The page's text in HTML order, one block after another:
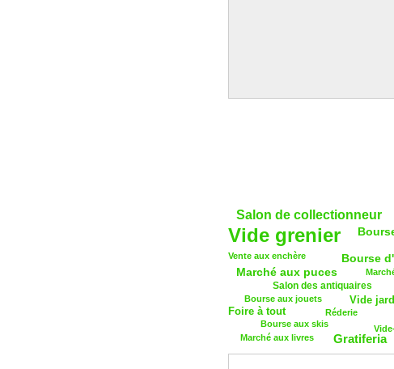
Vide grenier
Marché aux puces
Bourse
Salon de collectionneur
Foire à tout Réderie
Vente aux enchère
Bourse aux jouets
Salon des antiquaires
Vide
Bourse aux skis
Marché aux livres
Gratiferia